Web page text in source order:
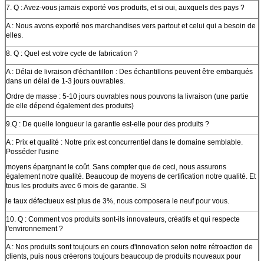
7. Q : Avez-vous jamais exporté vos produits, et si oui, auxquels des pays ?
A : Nous avons exporté nos marchandises vers partout et celui qui a besoin de
elles.
8. Q : Quel est votre cycle de fabrication ?
A : Délai de livraison d'échantillon : Des échantillons peuvent être embarqués
dans un délai de 1-3 jours ouvrables.
Ordre de masse : 5-10 jours ouvrables nous pouvons la livraison (une partie
de elle dépend également des produits)
9.Q : De quelle longueur la garantie est-elle pour des produits ?
A : Prix et qualité : Notre prix est concurrentiel dans le domaine semblable.
Posséder l'usine
moyens épargnant le coût. Sans compter que de ceci, nous assurons
également notre qualité. Beaucoup de moyens de certification notre qualité. Et
tous les produits avec 6 mois de garantie. Si
le taux défectueux est plus de 3%, nous composera le neuf pour vous.
10. Q : Comment vos produits sont-ils innovateurs, créatifs et qui respecte
l'environnement ?
A : Nos produits sont toujours en cours d'innovation selon notre rétroaction de
clients, puis nous créerons toujours beaucoup de produits nouveaux pour